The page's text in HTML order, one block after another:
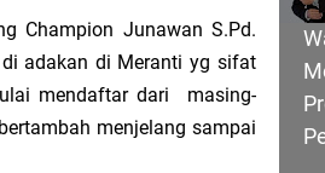
Yoga: Kampus Berkontribusi Memajukan
untuk Seluruh Personel
Champion Junawan S.Pd.
adakan di Meranti yg sifat
mendaftar dari masing-
menjelang sampai